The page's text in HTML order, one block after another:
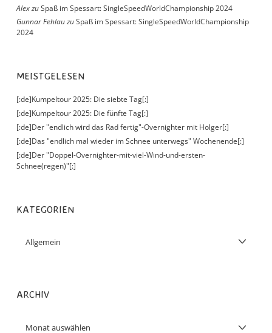
AlexzuSpaß im Spessart: SingleSpeedWorldChampionship 2024
Gunnar FehlauzuSpaß im Spessart: SingleSpeedWorldChampionship
2024
MEISTGELESEN
[:de]Kumpeltour 2025: Die siebte Tag[:]
[:de]Kumpeltour 2025: Die fünfte Tag[:]
[:de]Der "endlich wird das Rad fertig"-Overnighter mit Holger[:]
[:de]Das "endlich mal wieder im Schnee unterwegs" Wochenende[:]
[:de]Der "Doppel-Overnighter-mit-viel-Wind-und-ersten-
Schnee(regen)"[:]
KATEGORIEN
ARCHIV